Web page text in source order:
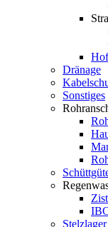
Dränage
Sonstiges
Stelzlager